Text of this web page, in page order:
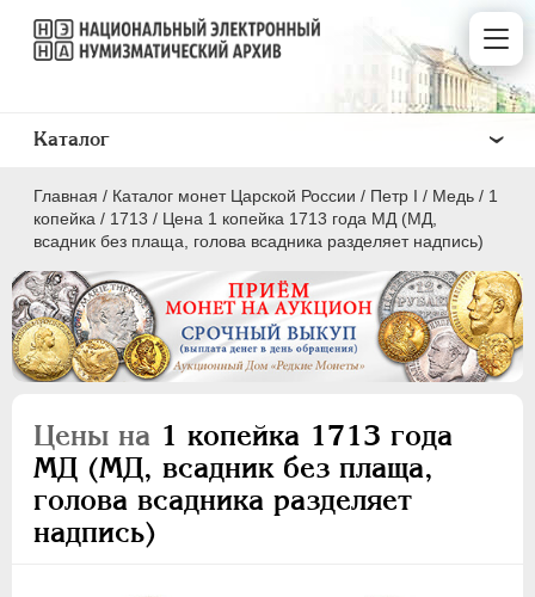
Главная / Каталог монет Царской России / Пeтр I / Медь / 1
копейка / 1713 / Цена 1 копейка 1713 года МД (МД,
всадник без плаща, голова всадника разделяет надпись)
Цены на 1 копейка 1713 года
МД (МД, всадник без плаща,
голова всадника разделяет
надпись)
Каталог
ПEТР I 1699 - 1725
Серебро
Медь
5 копеек
1 копейка